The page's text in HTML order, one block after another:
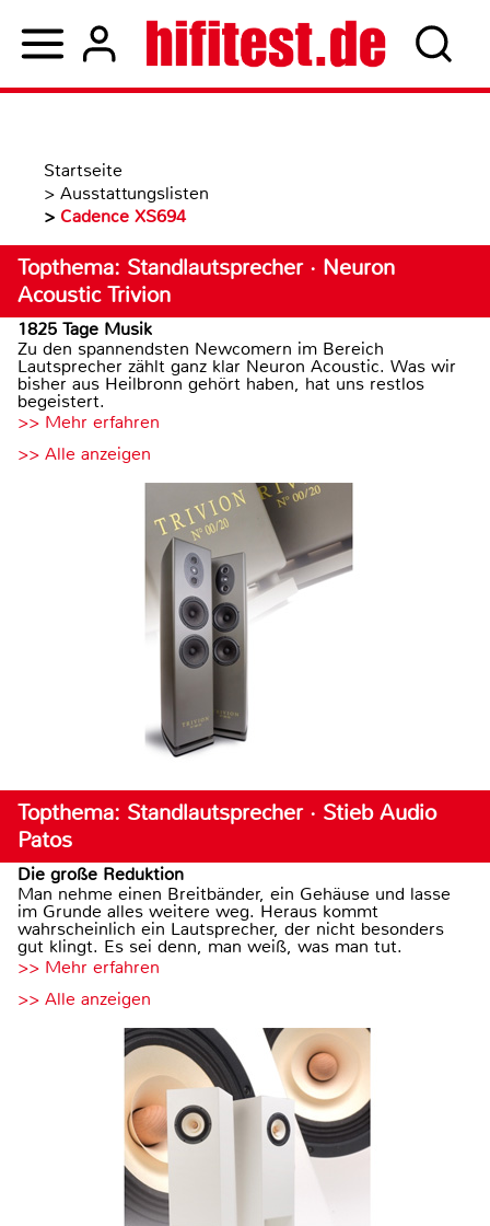
Startseite
> Ausstattungslisten
> Cadence XS694
Topthema: Standlautsprecher · Neuron
Acoustic Trivion
1825 Tage Musik
Zu den spannendsten Newcomern im Bereich
Lautsprecher zählt ganz klar Neuron Acoustic. Was wir
bisher aus Heilbronn gehört haben, hat uns restlos
begeistert.
>> Mehr erfahren
>> Alle anzeigen
Topthema: Standlautsprecher · Stieb Audio
Patos
Die große Reduktion
Man nehme einen Breitbänder, ein Gehäuse und lasse
im Grunde alles weitere weg. Heraus kommt
wahrscheinlich ein Lautsprecher, der nicht besonders
gut klingt. Es sei denn, man weiß, was man tut.
>> Mehr erfahren
>> Alle anzeigen